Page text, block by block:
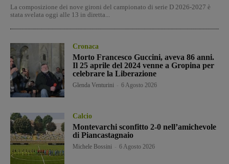
La composizione dei nove gironi del campionato di serie D 2026-2027 è
stata svelata oggi alle 13 in diretta...
Cronaca
Morto Francesco Guccini, aveva 86 anni.
Il 25 aprile del 2024 venne a Gropina per
celebrare la Liberazione
Glenda Venturini 6 Agosto 2026
Calcio
Montevarchi sconfitto 2-0 nell’amichevole
di Piancastagnaio
Michele Bossini 6 Agosto 2026